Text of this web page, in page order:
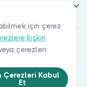
için çerez
İlişkin
çerezleri
Çerezleri Kabul
Et